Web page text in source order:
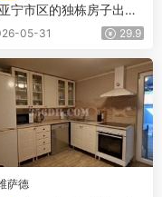
宁市区的独栋房子出售1
/5.2万欧
05-31 29.9
萨德